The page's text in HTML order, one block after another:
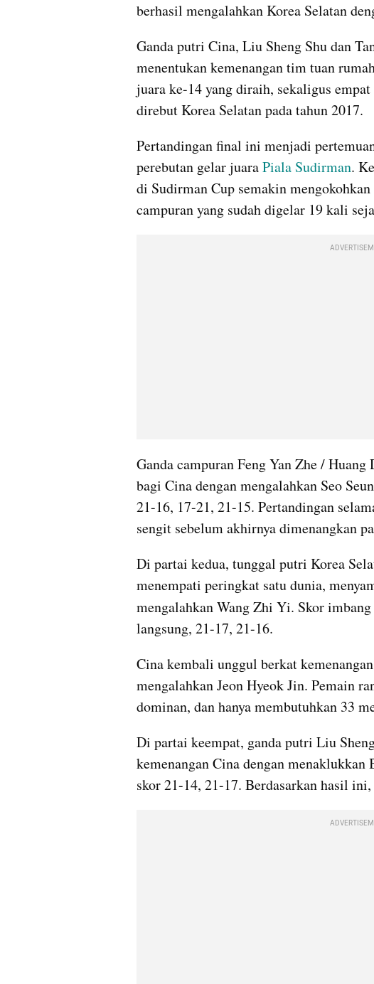
berhasil mengalahkan Korea Selatan
Ganda putri Cina, Liu Sheng Shu dan
menentukan kemenangan tim tuan
juara ke-14 yang diraih, sekaligus
direbut Korea Selatan pada tahun 2017.
Pertandingan final ini menjadi
perebutan gelar juara Piala Sudirman.
di Sudirman Cup semakin
campuran yang sudah digelar 19 kali
Ganda campuran Feng Yan Zhe /
bagi Cina dengan mengalahkan Seo
21-16, 17-21, 21-15. Pertandingan
sengit sebelum akhirnya dimenangkan
Di partai kedua, tunggal putri Korea
menempati peringkat satu dunia,
mengalahkan Wang Zhi Yi. Skor
langsung, 21-17, 21-16.
Cina kembali unggul berkat
mengalahkan Jeon Hyeok Jin. Pemain
Di partai keempat, ganda putri Liu
kemenangan Cina dengan menaklukkan
skor 21-14, 21-17. Berdasarkan hasil